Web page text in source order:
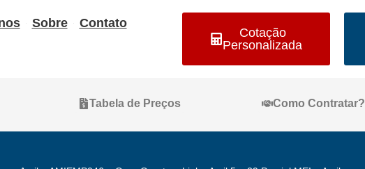
Sobre Contato
Cotação
Personalizada
Tabela de Preços Como Contratar?